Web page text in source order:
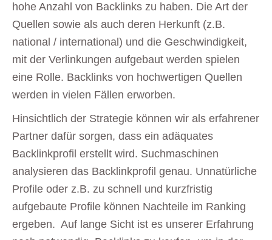
hohe Anzahl von Backlinks zu haben. Die Art der
Quellen sowie als auch deren Herkunft (z.B.
national / international) und die Geschwindigkeit,
mit der Verlinkungen aufgebaut werden spielen
eine Rolle. Backlinks von hochwertigen Quellen
werden in vielen Fällen erworben.
Hinsichtlich der Strategie können wir als erfahrener
Partner dafür sorgen, dass ein adäquates
Backlinkprofil erstellt wird. Suchmaschinen
analysieren das Backlinkprofil genau. Unnatürliche
Profile oder z.B. zu schnell und kurzfristig
aufgebaute Profile können Nachteile im Ranking
ergeben. Auf lange Sicht ist es unserer Erfahrung